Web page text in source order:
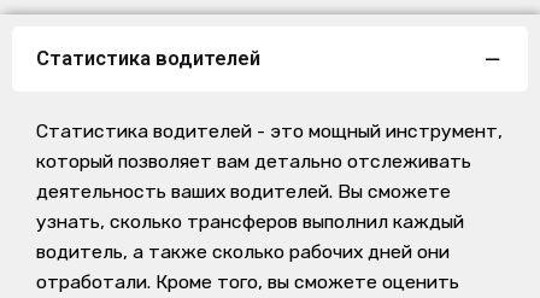
Статистика водителей
Статистика водителей - это мощный инструмент,
который позволяет вам детально отслеживать
деятельность ваших водителей. Вы сможете
узнать, сколько трансферов выполнил каждый
водитель, а также сколько рабочих дней они
отработали. Кроме того, вы сможете оценить